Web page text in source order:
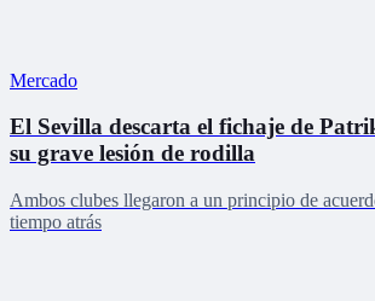
Mercado
El Sevilla descarta el fichaje de
su grave lesión de rodilla
Ambos clubes llegaron a un principio de
tiempo atrás